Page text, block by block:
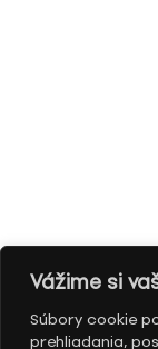
Vážime si
Súbory cookie
prehliadania,